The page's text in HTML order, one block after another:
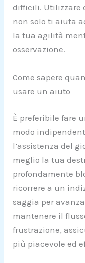
difficili. Utilizzare
non solo ti aiuta
la tua agilità
osservazione.
Come sapere
usare un aiuto
È preferibile fare
modo
l’assistenza del
meglio la tua
profondamente
ricorrere a un
saggia per
mantenere il
frustrazione,
più piacevole ed